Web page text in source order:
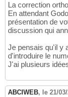
La correction
En attendant
présentation de
discussion qui
Je pensais qu'il y
d'introduire le
J'ai plusieurs
ABCIWEB, le 21/